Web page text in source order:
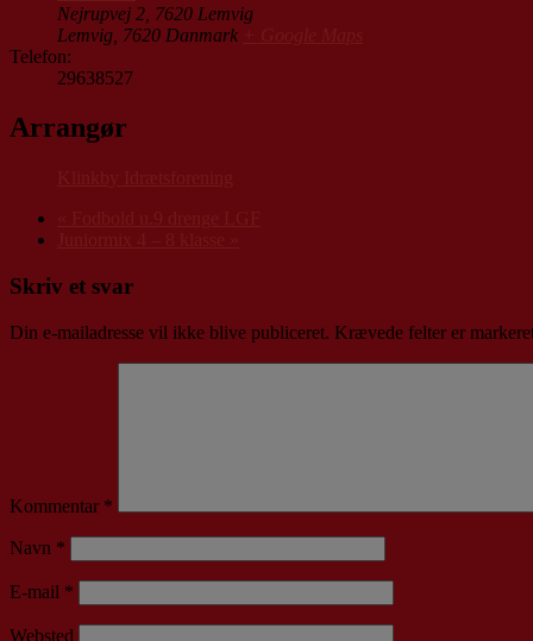
Nejrupvej 2, 7620 Lemvig
Lemvig 7620 Danmark
Telefon:
29638527
Arrangør
Skriv et svar
Din e-mailadresse vil ikke blive publiceret. Krævede felter er
Kommentar *
Navn *
E-mail *
Websted